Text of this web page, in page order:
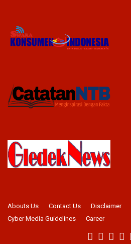
Abouts Us Contact Us Disclaimer
Cyber Media Guidelines
Career